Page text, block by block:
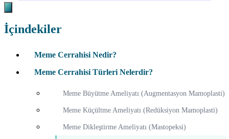
İçindekiler
Meme Cerrahisi Nedir?
Meme Cerrahisi Türleri Nelerdir?
Meme Büyütme Ameliyatı (Augmentasyon Mamoplasti)
Meme Küçültme Ameliyatı (Redüksiyon Mamoplasti)
Meme Dikleştirme Ameliyatı (Mastopeksi)